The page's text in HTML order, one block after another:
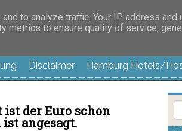
Disclaimer Hamburg Hotels/
der Euro schon
angesagt.
to analyze traffic. Your IP address and
metrics to ensure quality of service,